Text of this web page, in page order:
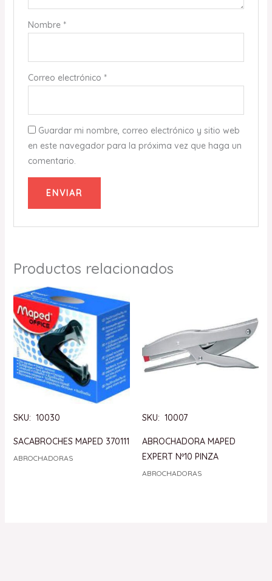
Nombre *
Correo electrónico *
Guardar mi nombre, correo electrónico y sitio web
en este navegador para la próxima vez que haga un
comentario.
Productos relacionados
SKU: 10030
SACABROCHES MAPED 370111
ABROCHADORAS
SKU: 10007
ABROCHADORA MAPED
EXPERT Nº10 PINZA
ABROCHADORAS